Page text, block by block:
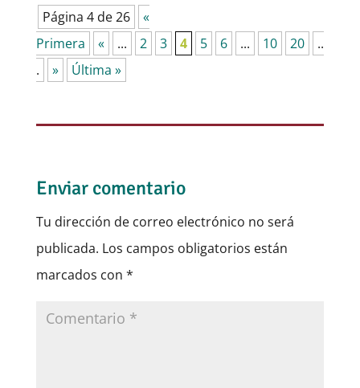
Página 4 de 26
«
Primera
« ... 2 3 4 5 6 ... 10 20
..
.
» Última »
Enviar comentario
Tu dirección de correo electrónico no será
publicada. Los campos obligatorios están
marcados con *